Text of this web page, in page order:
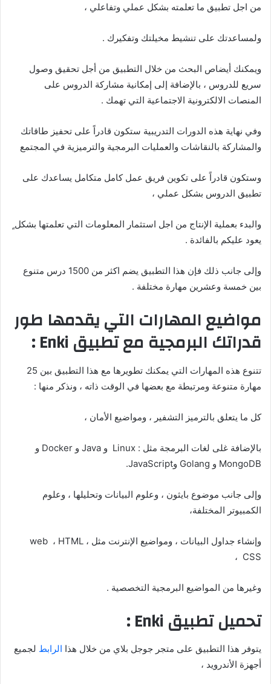
من اجل تطبيق ما تعلمته بشكل عملي وتفاعلي ،
ولمساعدتك على تنشيط مخيلتك وتفكيرك .
ويمكنك أيضاص البحث من خلال التطبيق من أجل تحقيق وصول
سريع للدروس ، بالإضافة إلى إمكانية مشاركة الدروس على
المنصات الالكترونية الاجتماعية التي تهمك .
وفي نهاية هذه الدورات التدريبية ستكون قادراً على تحفيز طاقاتك
والمشاركة بالنقاشات والعمليات البرمجية والترميزية في المجتمع
وستكون قادراً على تكوين فريق عمل كامل متكامل يساعدك على
تطبيق الدروس بشكل عملي ،
والبدء بعملية الإنتاج من اجل استثمار المعلومات التي تعلمتها بشكل ٍ
يعود عليكم بالفائدة .
وإلى جانب ذلك فإن هذا التطبيق يضم اكثر من 1500 درس متنوع
بين خمسة وعشرين مهارة مختلفة .
مواضيع المهارات التي يقدمها طور
قدراتك البرمجية مع تطبيق Enki :
تتنوع هذه المهارات التي يمكنك تطويرها مع هذا التطبيق بين 25
مهارة متنوعة ومرتبطة مع بعضها في الوقت ذاته ، ونذكر منها :
كل ما يتعلق بالترميز التشفير ، ومواضيع الأمان ،
بالإضافة غلى لغات البرمجة مثل : Linux و Java و Docker و
MongoDB و Golang وJavaScript.
وإلى جانب موضوع بايثون ، وعلوم البيانات وتحليلها ، وعلوم
الكمبيوتر المختلفة،
وإنشاء جداول البيانات ، ومواضيع الإنترنت مثل web ، HTML ،
CSS ،
وغيرها من المواضيع البرمجية التخصصية .
تحميل تطبيق Enki :
يتوفر هذا التطبيق على متجر جوجل بلاي من خلال هذا الرابط لجميع
أجهزة الأندرويد ،